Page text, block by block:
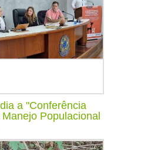
a "Conferência
Populacional